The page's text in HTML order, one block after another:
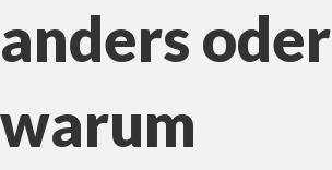
anders oder
warum